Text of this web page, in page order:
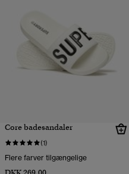
Core badesandaler
(1)
Flere farver tilgængelige